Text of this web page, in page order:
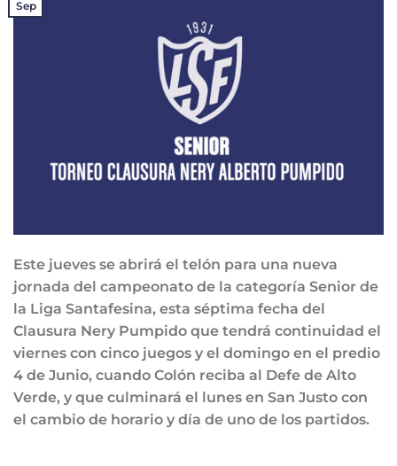
Sep
Este jueves se abrirá el telón para una nueva
jornada del campeonato de la categoría Senior de
la Liga Santafesina, esta séptima fecha del
Clausura Nery Pumpido que tendrá continuidad el
viernes con cinco juegos y el domingo en el predio
4 de Junio, cuando Colón reciba al Defe de Alto
Verde, y que culminará el lunes en San Justo con
el cambio de horario y día de uno de los partidos.